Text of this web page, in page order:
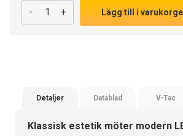
- + Lägg till i
Detaljer Datablad V-Tac
Klassisk estetik möter modern